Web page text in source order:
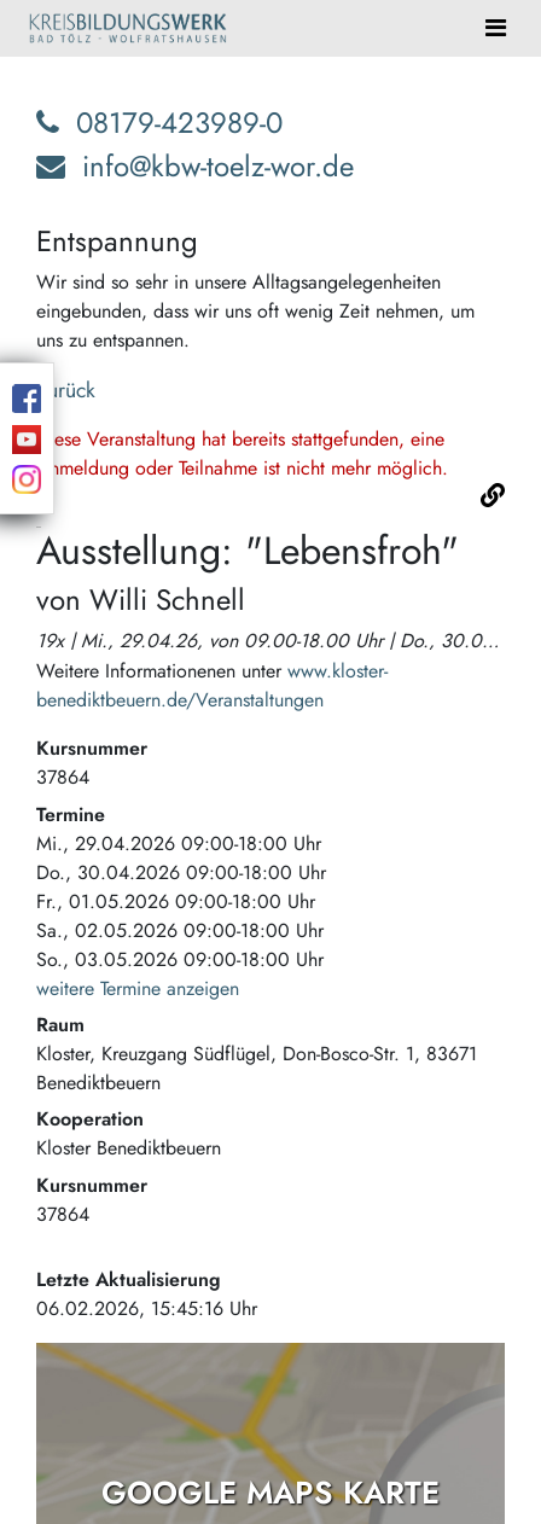
08179-423989-0
info@kbw-toelz-wor.de
Entspannung
Wir sind so sehr in unsere Alltagsangelegenheiten
eingebunden, dass wir uns oft wenig Zeit nehmen, um
uns zu entspannen.
Zurück
Diese Veranstaltung hat bereits stattgefunden, eine
Anmeldung oder Teilnahme ist nicht mehr möglich.
Ausstellung: "Lebensfroh"
von Willi Schnell
19x | Mi., 29.04.26, von 09.00-18.00 Uhr | Do., 30.04.26, von 09.00-18.00 Uhr | Fr., 01.05.26, von 09.00-18.00 Uhr | Sa., 02.05.26, von 09.00-18.00 Uhr | So., 03.05.26, von 09.00-18.00 Uhr | Mo., 04.05.26, von 09.00-18.00 Uhr | Di., 05.05.26, von 09.00-18.00 Uhr | Mi., 06.05.26, von 09.00-18.00 Uhr | Do., 07.05.26, von 09.00-18.00 Uhr | Fr., 08.05.26, von 09.00-18.00 Uhr | Sa., 09.05.26, von 09.00-18.00 Uhr | So., 10.05.26, von 09.00-18.00 Uhr | Mo., 11.05.26, von 09.00-18.00 Uhr | Di., 12.05.26, von 09.00-18.00 Uhr | Mi., 13.05.26, von 09.00-18.00 Uhr | Do., 14.05.26, von 09.00-18.00 Uhr | Fr., 15.05.26, von 09.00-18.00 Uhr | Sa., 16.05.26, von 09.00-18.00 Uhr | So., 17.05.26, von 09.00-18.00 Uhr
Weitere Informationenen unterwww.kloster-
benediktbeuern.de/Veranstaltungen
Kursnummer
37864
Termine
Mi., 29.04.2026 09:00-18:00 Uhr
Do., 30.04.2026 09:00-18:00 Uhr
Fr., 01.05.2026 09:00-18:00 Uhr
Sa., 02.05.2026 09:00-18:00 Uhr
So., 03.05.2026 09:00-18:00 Uhr
weitere Termine anzeigen
Raum
Kloster, Kreuzgang Südflügel Don-Bosco-Str. 1 83671
Benediktbeuern
Kooperation
Kloster Benediktbeuern
Kursnummer
37864
Letzte Aktualisierung
06.02.2026, 15:45:16 Uhr
GOOGLE MAPS KARTE